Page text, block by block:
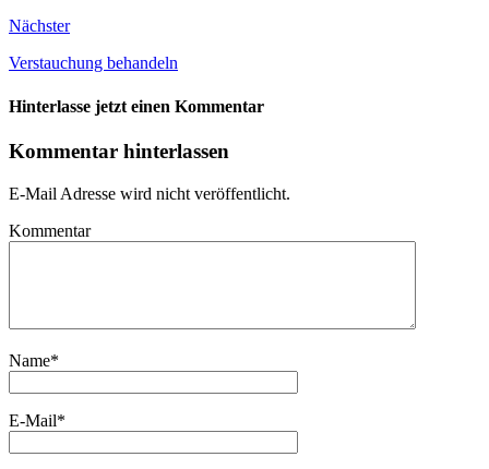
Nächster
Verstauchung behandeln
Hinterlasse jetzt einen Kommentar
Kommentar hinterlassen
E-Mail Adresse wird nicht veröffentlicht.
Kommentar
Name*
E-Mail*